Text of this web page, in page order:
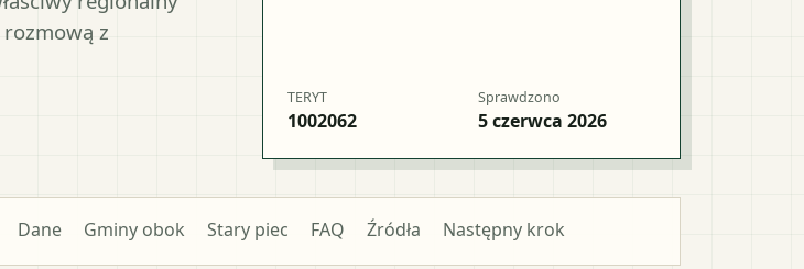
z
TERYT
1002062
Sprawdzono
5 czerwca 2026
Dane Gminy obok Stary piec FAQ Źródła Następny krok